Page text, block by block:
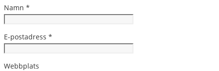
Namn *
E-postadress *
Webbplats